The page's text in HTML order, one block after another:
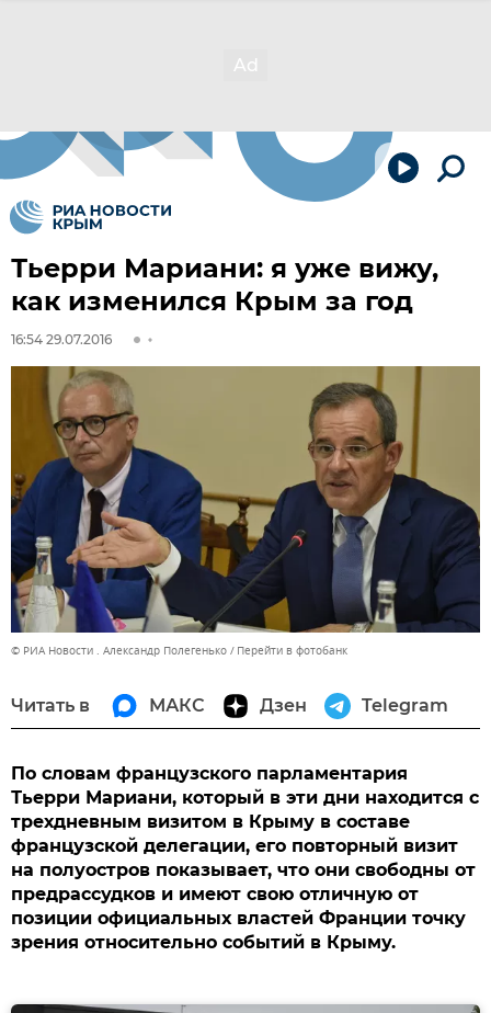
Тьерри Мариани: я уже вижу,
как изменился Крым за год
16:54 29.07.2016
© РИА Новости . Александр Полегенько Перейти в фотобанк
Читать в МАКС Дзен Telegram
По словам французского парламентария
Тьерри Мариани, который в эти дни находится с
трехдневным визитом в Крыму в составе
французской делегации, его повторный визит
на полуостров показывает, что они свободны от
предрассудков и имеют свою отличную от
позиции официальных властей Франции точку
зрения относительно событий в Крыму.